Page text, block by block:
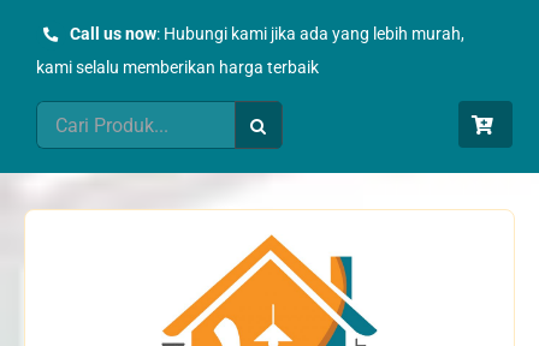
Call us now: Hubungi kami jika ada yang lebih murah,
kami selalu memberikan harga terbaik
Search
for: